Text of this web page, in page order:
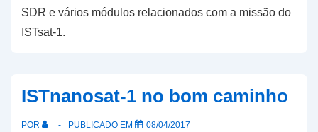
SDR e vários módulos relacionados com a missão do
ISTsat-1.
ISTnanosat-1 no bom caminho
POR PUBLICADO EM 08/04/2017